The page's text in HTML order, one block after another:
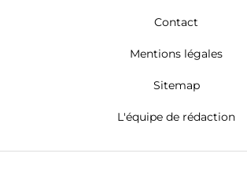
Contact
Mentions légales
Sitemap
L'équipe de rédaction